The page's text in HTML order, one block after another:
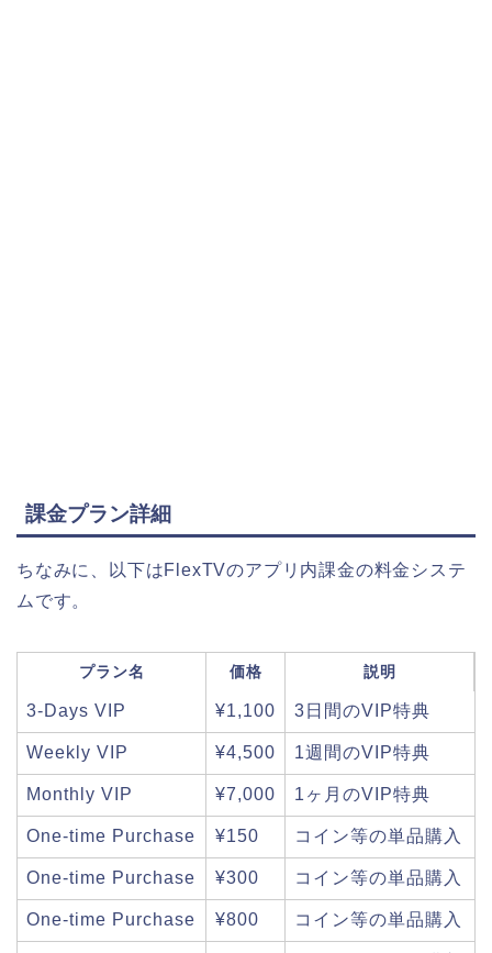
課金プラン詳細
ちなみに、以下はFlexTVのアプリ内課金の料金システ
ムです。
プラン名 価格 説明
3-Days VIP ¥1,100 3日間のVIP特典
Weekly VIP ¥4,500 1週間のVIP特典
Monthly VIP ¥7,000 1ヶ月のVIP特典
One-time Purchase ¥150 コイン等の単品購入
One-time Purchase ¥300 コイン等の単品購入
One-time Purchase ¥800 コイン等の単品購入